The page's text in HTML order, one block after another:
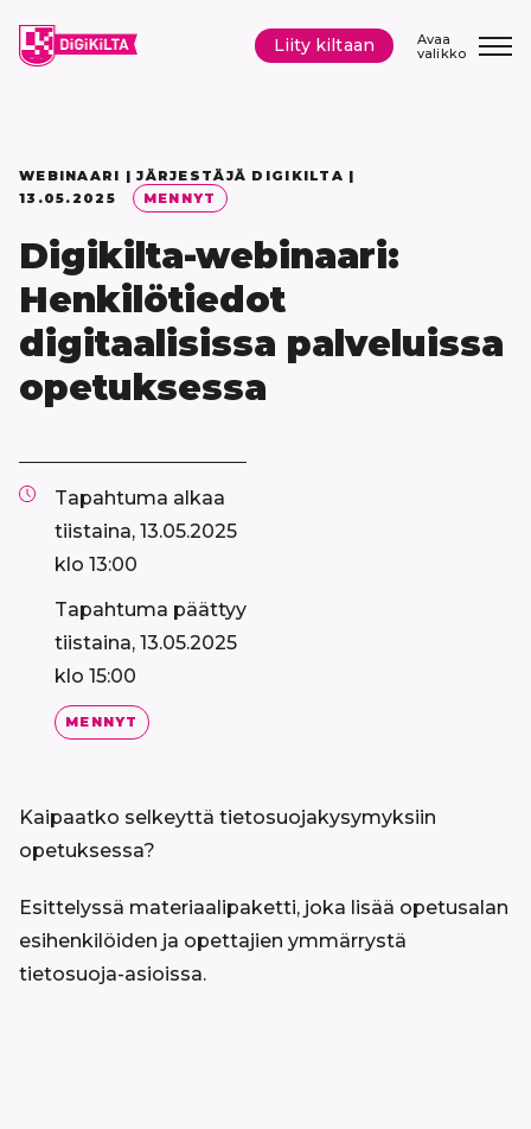
sisältöön
Avaa
valikko
Liity kiltaan
WEBINAARI | JÄRJESTÄJÄ DIGIKILTA |
13.05.2025
MENNYT
Digikilta-webinaari:
Henkilötiedot
digitaalisissa palveluissa
opetuksessa
Kaipaatko selkeyttä tietosuojakysymyksiin
opetuksessa?
Esittelyssä materiaalipaketti, joka lisää opetusalan
esihenkilöiden ja opettajien ymmärrystä
tietosuoja-asioissa.
Tapahtuma alkaa
tiistaina, 13.05.2025
klo 13:00
Tapahtuma päättyy
tiistaina, 13.05.2025
klo 15:00
MENNYT